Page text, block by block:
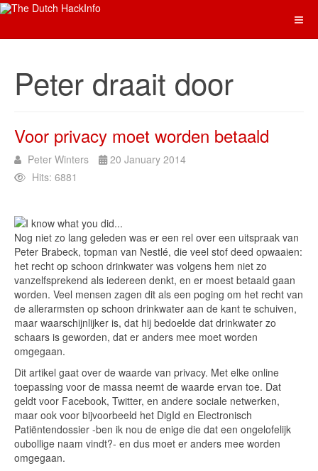
Peter draait door
Voor privacy moet worden betaald
Peter Winters
20 January 2014
Hits: 6881
Nog niet zo lang geleden was er een rel over een uitspraak van
Peter Brabeck, topman van Nestlé, die veel stof deed opwaaien:
het recht op schoon drinkwater was volgens hem niet zo
vanzelfsprekend als iedereen denkt, en er moest betaald gaan
worden. Veel mensen zagen dit als een poging om het recht van
de allerarmsten op schoon drinkwater aan de kant te schuiven,
maar waarschijnlijker is, dat hij bedoelde dat drinkwater zo
schaars is geworden, dat er anders mee moet worden
omgegaan.
Dit artikel gaat over de waarde van privacy. Met elke online
toepassing voor de massa neemt de waarde ervan toe. Dat
geldt voor Facebook, Twitter, en andere sociale netwerken,
maar ook voor bijvoorbeeld het DigId en Electronisch
Patiëntendossier -ben ik nou de enige die dat een ongelofelijk
oubollige naam vindt?- en dus moet er anders mee worden
omgegaan.